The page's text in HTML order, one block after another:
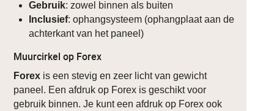
Gebruik: zowel binnen als buiten
Inclusief: ophangsysteem (ophangplaat aan de
achterkant van het paneel)
Muurcirkel op Forex
Forex is een stevig en zeer licht van gewicht
paneel. Een afdruk op Forex is geschikt voor
gebruik binnen. Je kunt een afdruk op Forex ook